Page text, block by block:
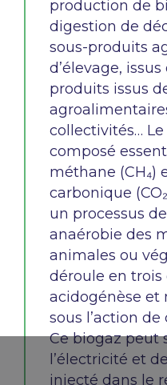
production de
digestion de
sous-produits
d’élevage,
produits issus
collectivités…
composé
méthane (CH₄)
carbonique
un processus
anaérobie des
animales ou
déroule en trois
acidogénèse et
sous l’action
Ce biogaz peut
l’électricité et
injecté dans le